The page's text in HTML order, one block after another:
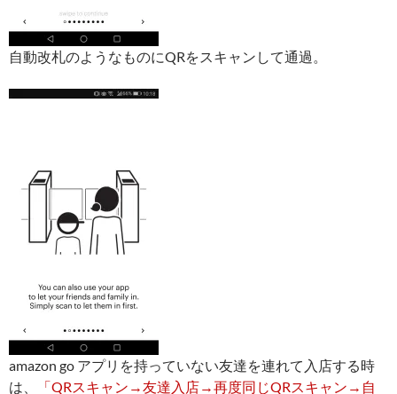
自動改札のようなものにQRをスキャンして通過。
amazon go アプリを持っていない友達を連れて入店する時
は、
「QRスキャン→友達入店→再度同じQRスキャン→自